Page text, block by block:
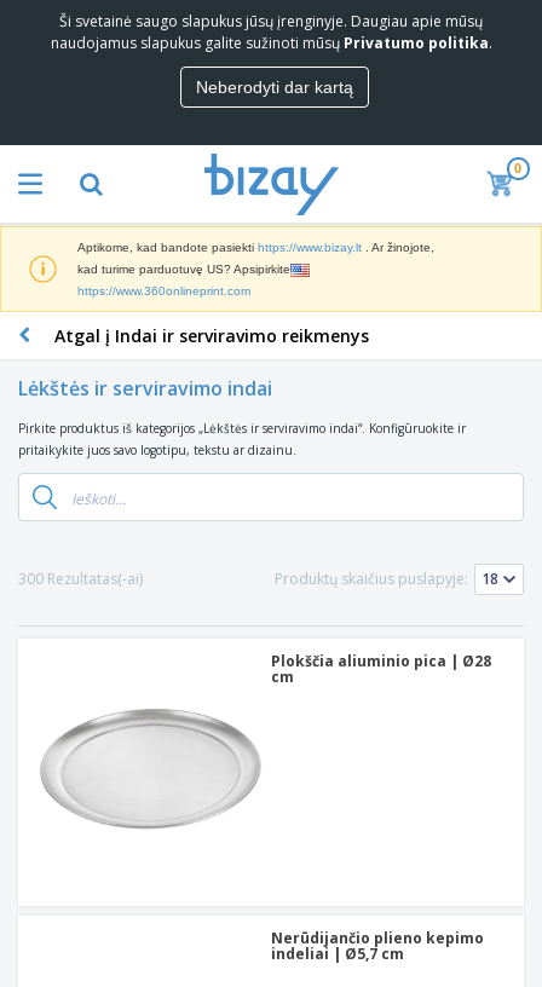
Ši svetainė saugo slapukus jūsų įrenginyje. Daugiau apie mūsų
naudojamus slapukus galite sužinoti mūsų Privatumo politika.
Neberodyti dar kartą
0
Aptikome, kad bandote pasiekti https://www.bizay.lt
. Ar žinojote,
kad turime parduotuvę US? Apsipirkite
https://www.360onlineprint.com
Atgal į Indai ir serviravimo reikmenys
Lėkštės ir serviravimo indai
Pirkite produktus iš kategorijos „Lėkštės ir serviravimo indai“. Konfigūruokite ir
pritaikykite juos savo logotipu, tekstu ar dizainu.
300 Rezultatas(-ai) Produktų skaičius puslapyje:
Plokščia aliuminio pica | Ø28
cm
Nerūdijančio plieno kepimo
indeliai | Ø5,7 cm